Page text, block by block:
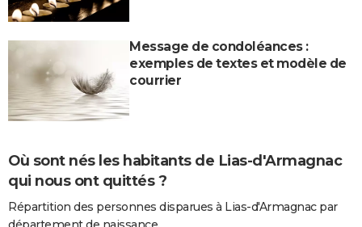
Message de condoléances :
exemples de textes et modèle de
courrier
Où sont nés les habitants de Lias-d'Armagnac
qui nous ont quittés ?
Répartition des personnes disparues à Lias-d'Armagnac par